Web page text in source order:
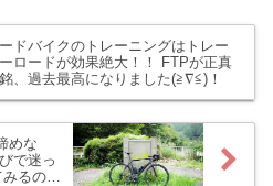
ょー！
ドバイクのトレーニングはトレー
ロードが効果絶大！！ FTPが正真
、過去最高になりました(≧∇≦)！
めな
で迷っ
るのは